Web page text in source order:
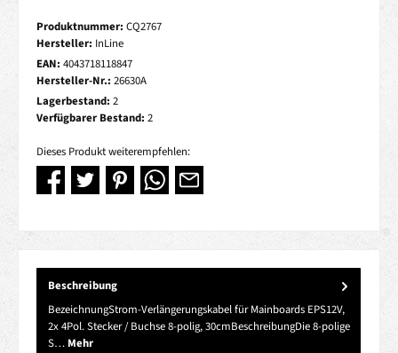
Produktnummer: CQ2767
Hersteller: InLine
EAN: 4043718118847
Hersteller-Nr.: 26630A
Lagerbestand: 2
Verfügbarer Bestand: 2
Dieses Produkt weiterempfehlen:
Beschreibung
BezeichnungStrom-Verlängerungskabel für Mainboards EPS12V,
2x 4Pol. Stecker / Buchse 8-polig, 30cmBeschreibungDie 8-polige
S… Mehr